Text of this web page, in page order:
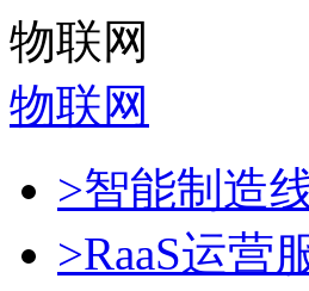
物联网
物联网
>智能制造
>RaaS运营